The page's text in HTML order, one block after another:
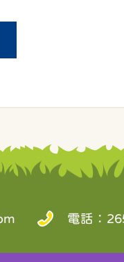
電話：